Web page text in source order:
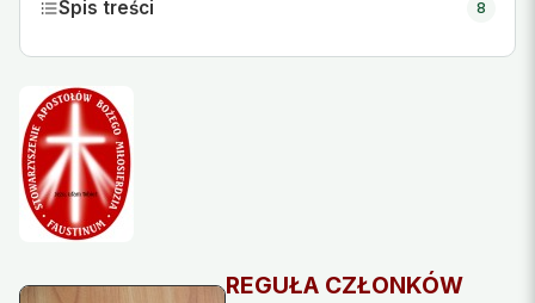
Spis treści 8
REGUŁA CZŁONKÓW